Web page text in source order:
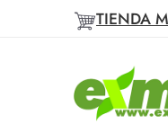
TIENDA